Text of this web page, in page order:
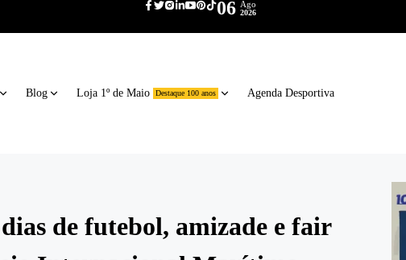
06 Ago
2026
Blog Loja 1º de Maio Destaque 100 anos Agenda Desportiva
de futebol, amizade e fair